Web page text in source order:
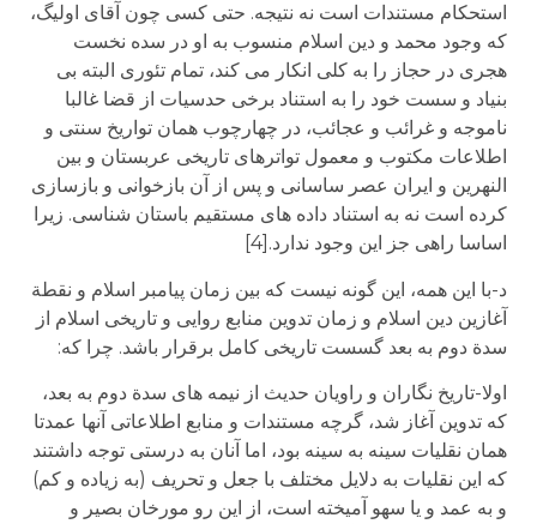
استحکام مستندات است نه نتیجه. حتی کسی چون آقای اولیگ،
که وجود محمد و دین اسلام منسوب به او در سده نخست
هجری در حجاز را به کلی انکار می کند، تمام تئوری البته بی
بنیاد و سست خود را به استناد برخی حدسیات از قضا غالبا
ناموجه و غرائب و عجائب، در چهارچوب همان تواریخ سنتی و
اطلاعات مکتوب و معمول تواترهای تاریخی عربستان و بین
النهرین و ایران عصر ساسانی و پس از آن بازخوانی و بازسازی
کرده است نه به استناد داده های مستقیم باستان شناسی. زیرا
اساسا راهی جز این وجود ندارد.[4]
د-با این همه، این گونه نیست که بین زمان پیامبر اسلام و نقطة
آغازین دین اسلام و زمان تدوین منابع روایی و تاریخی اسلام از
سدة دوم به بعد گسست تاریخی کامل برقرار باشد. چرا که:
اولا-تاریخ نگاران و راویان حدیث از نیمه های سدة دوم به بعد،
که تدوین آغاز شد، گرچه مستندات و منابع اطلاعاتی آنها عمدتا
همان نقلیات سینه به سینه بود، اما آنان به درستی توجه داشتند
که این نقلیات به دلایل مختلف با جعل و تحریف (به زیاده و کم)
و به عمد و یا سهو آمیخته است، از این رو مورخان بصیر و